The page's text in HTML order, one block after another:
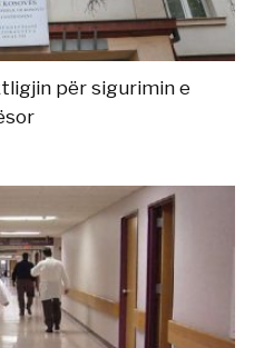
për sigurimin e